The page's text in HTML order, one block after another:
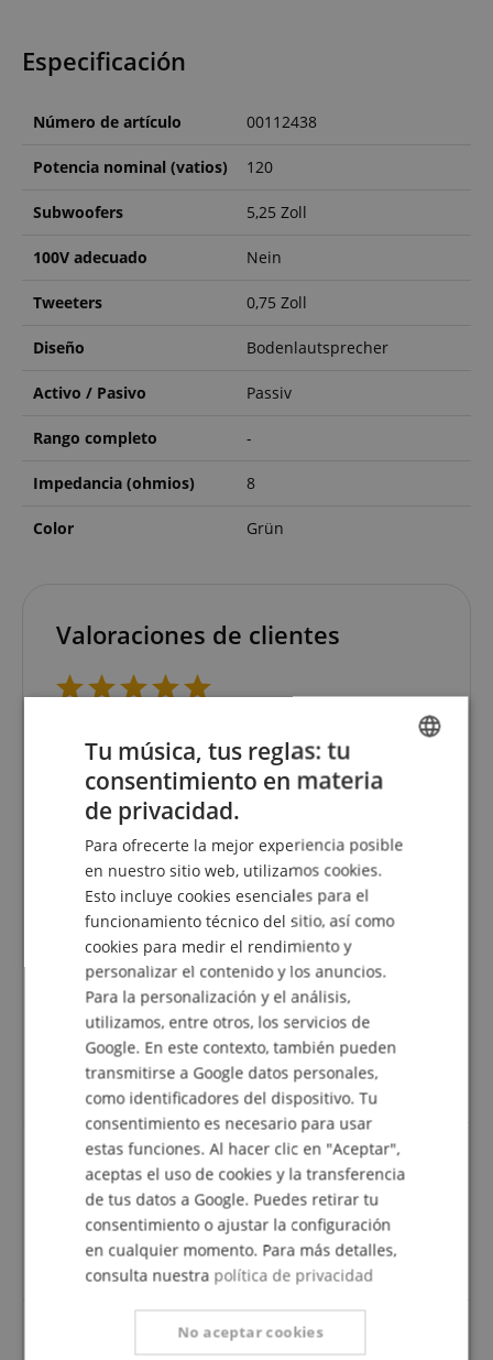
Especificación
Número de artículo 00112438
Potencia nominal (vatios) 120
Subwoofers 5,25 Zoll
100V adecuado Nein
Tweeters 0,75 Zoll
Diseño Bodenlautsprecher
Activo / Pasivo Passiv
Rango completo -
Impedancia (ohmios) 8
Color Grün
Valoraciones de clientes
5.0 5.0
Basado en 3 Comentarios
5 Estrellas
4 Estrellas
0
3 Estrellas
0
2 Estrellas
0
1 Estrella
0
Se ha llevado a cabo una revisión de las
calificaciones de la siguiente manera: Sólo los
clientes que están registrados en nuestra tienda
online y que nos han comprado el producto
pueden enviar una valoración del artículo en la
cuenta de cliente.
Reseña deRobert
el 11.06.2026
Esta reseña ha sido traducida automáticamente. Idioma original
compra verificada
ENGLISH
ITALIAN
SPANISH
Tu música, tus reglas: tu
consentimiento en materia
de privacidad.
Para ofrecerte la mejor experiencia posible
en nuestro sitio web, utilizamos cookies.
Esto incluye cookies esenciales para el
funcionamiento técnico del sitio, así como
cookies para medir el rendimiento y
personalizar el contenido y los anuncios.
Para la personalización y el análisis,
utilizamos, entre otros, los servicios de
Google. En este contexto, también pueden
transmitirse a Google datos personales,
como identificadores del dispositivo. Tu
consentimiento es necesario para usar
estas funciones. Al hacer clic en "Aceptar",
aceptas el uso de cookies y la transferencia
de tus datos a Google. Puedes retirar tu
consentimiento o ajustar la configuración
en cualquier momento. Para más detalles,
consulta nuestra política de privacidad
No aceptar cookies